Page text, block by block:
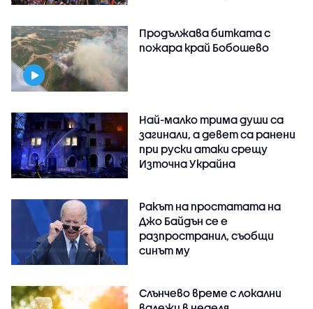
Продължава битката с
пожара край Бобошево
Най-малко трима души са
загинали, а девет са ранени
при руски атаки срещу
Източна Украйна
Ракът на простатата на
Джо Байдън се е
разпространил, съобщи
синът му
Слънчево време с локални